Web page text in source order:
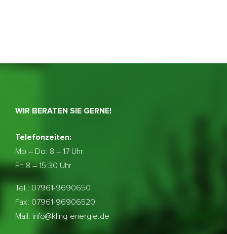
WIR BERATEN SIE GERNE!
Telefonzeiten:
Mo – Do: 8 – 17 Uhr
Fr: 8 – 15:30 Uhr
Tel.: 07961-9690650
Fax: 07961-96906520
Mail: info@kling-energie.de